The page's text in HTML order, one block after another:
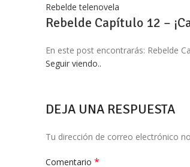
Rebelde telenovela
Rebelde Capítulo 12 –
En este post encontrarás: Rebelde
Seguir viendo..
DEJA UNA RESPUESTA
Tu dirección de correo electrónico
Comentario *